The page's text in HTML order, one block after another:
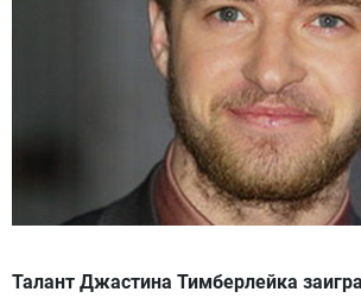
Талант Джастина Тимберлейка